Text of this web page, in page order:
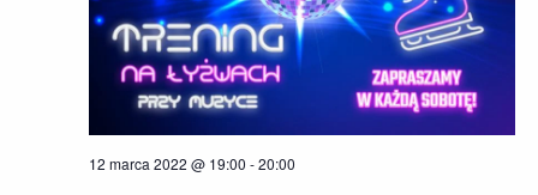
12 marca 2022 @ 19:00 -20:00